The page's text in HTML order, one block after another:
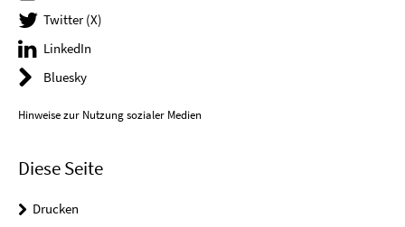
Twitter (X)
LinkedIn
Bluesky
Hinweise zur Nutzung sozialer Medien
Diese Seite
Drucken